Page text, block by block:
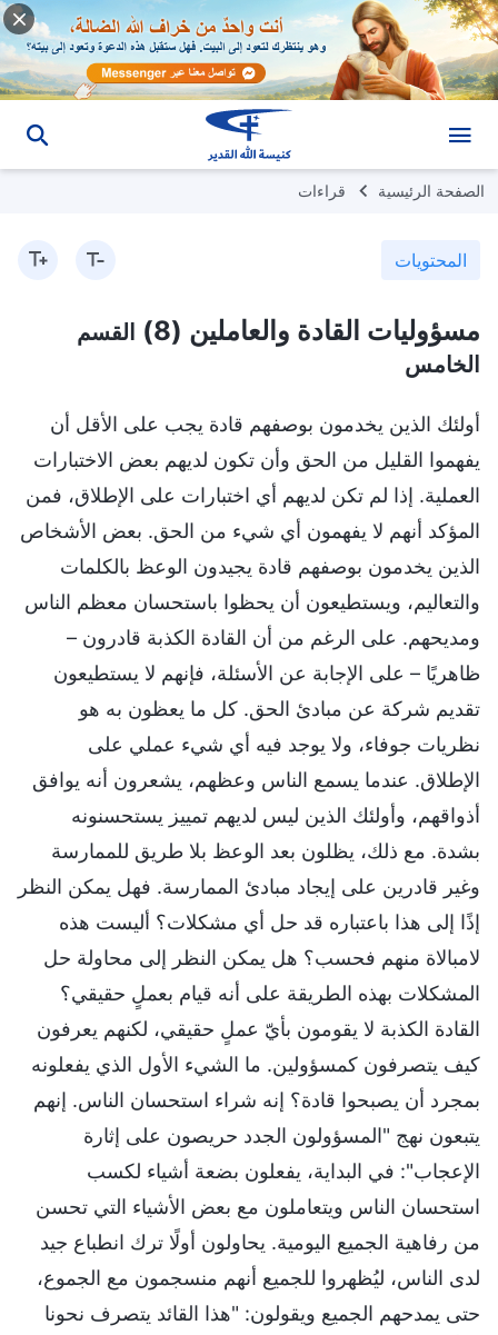
الصفحة الرئيسية قراءات
المحتويات
مسؤوليات القادة والعاملين (8)
القسم
الخامس
أولئك الذين يخدمون بوصفهم قادة يجب على الأقل أن
يفهموا القليل من الحق وأن تكون لديهم بعض الاختبارات
العملية. إذا لم تكن لديهم أي اختبارات على الإطلاق، فمن
المؤكد أنهم لا يفهمون أي شيء من الحق. بعض الأشخاص
الذين يخدمون بوصفهم قادة يجيدون الوعظ بالكلمات
والتعاليم، ويستطيعون أن يحظوا باستحسان معظم الناس
ومديحهم. على الرغم من أن القادة الكذبة قادرون –
ظاهريًا – على الإجابة عن الأسئلة، فإنهم لا يستطيعون
تقديم شركة عن مبادئ الحق. كل ما يعظون به هو
نظريات جوفاء، ولا يوجد فيه أي شيء عملي على
الإطلاق. عندما يسمع الناس وعظهم، يشعرون أنه يوافق
أذواقهم، وأولئك الذين ليس لديهم تمييز يستحسنونه
بشدة. مع ذلك، يظلون بعد الوعظ بلا طريق للممارسة
وغير قادرين على إيجاد مبادئ الممارسة. فهل يمكن النظر
إذًا إلى هذا باعتباره قد حل أي مشكلات؟ أليست هذه
لامبالاة منهم فحسب؟ هل يمكن النظر إلى محاولة حل
المشكلات بهذه الطريقة على أنه قيام بعملٍ حقيقي؟
القادة الكذبة لا يقومون بأيّ عملٍ حقيقي، لكنهم يعرفون
كيف يتصرفون كمسؤولين. ما الشيء الأول الذي يفعلونه
بمجرد أن يصبحوا قادة؟ إنه شراء استحسان الناس. إنهم
يتبعون نهج "المسؤولون الجدد حريصون على إثارة
الإعجاب": في البداية، يفعلون بضعة أشياء لكسب
استحسان الناس ويتعاملون مع بعض الأشياء التي تحسن
من رفاهية الجميع اليومية. يحاولون أولًا ترك انطباع جيد
لدى الناس، ليُظهروا للجميع أنهم منسجمون مع الجموع،
حتى يمدحهم الجميع ويقولون: "هذا القائد يتصرف نحونا